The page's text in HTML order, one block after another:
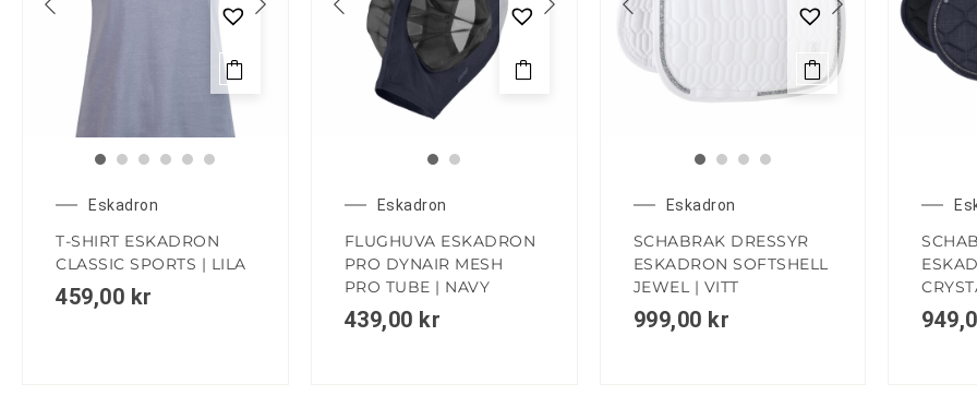
Eskadron
T-SHIRT ESKADRON
CLASSIC SPORTS | LILA
459,00 kr
Eskadron
FLUGHUVA ESKADRON
PRO DYNAIR MESH
PRO TUBE | NAVY
439,00 kr
Eskadron
SCHABRAK DRESSYR
ESKADRON SOFTSHELL
JEWEL | VITT
999,00 kr